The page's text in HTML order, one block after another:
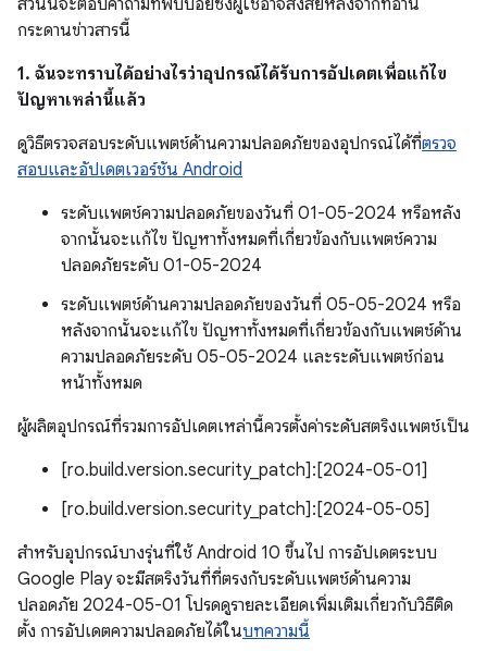
ส่วนนี้จะตอบคำถามที่พบบ่อยซึ่งผู้ใช้อาจสงสัยหลังจากที่อ่าน
กระดานข่าวสารนี้
1. ฉันจะทราบได้อย่างไรว่าอุปกรณ์ได้รับการอัปเดตเพื่อแก้ไข
ปัญหาเหล่านี้แล้ว
ดูวิธีตรวจสอบระดับแพตช์ด้านความปลอดภัยของอุปกรณ์ได้ที่ตรวจ
สอบและอัปเดตเวอร์ชัน Android
ระดับแพตช์ความปลอดภัยของวันที่ 01-05-2024 หรือหลัง
จากนั้นจะแก้ไข ปัญหาทั้งหมดที่เกี่ยวข้องกับแพตช์ความ
ปลอดภัยระดับ 01-05-2024
ระดับแพตช์ด้านความปลอดภัยของวันที่ 05-05-2024 หรือ
หลังจากนั้นจะแก้ไข ปัญหาทั้งหมดที่เกี่ยวข้องกับแพตช์ด้าน
ความปลอดภัยระดับ 05-05-2024 และระดับแพตช์ก่อน
หน้าทั้งหมด
ผู้ผลิตอุปกรณ์ที่รวมการอัปเดตเหล่านี้ควรตั้งค่าระดับสตริงแพตช์เป็น
[ro.build.version.security_patch]:[2024-05-01]
[ro.build.version.security_patch]:[2024-05-05]
สำหรับอุปกรณ์บางรุ่นที่ใช้ Android 10 ขึ้นไป การอัปเดตระบบ
Google Play จะมีสตริงวันที่ที่ตรงกับระดับแพตช์ด้านความ
ปลอดภัย 2024-05-01 โปรดดูรายละเอียดเพิ่มเติมเกี่ยวกับวิธีติด
ตั้ง การอัปเดตความปลอดภัยได้ในบทความนี้